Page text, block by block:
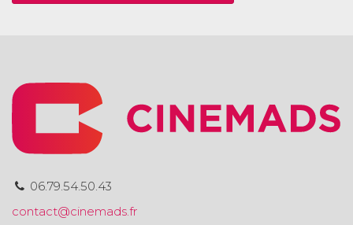
06.79.54.50.43
contact@cinemads.fr